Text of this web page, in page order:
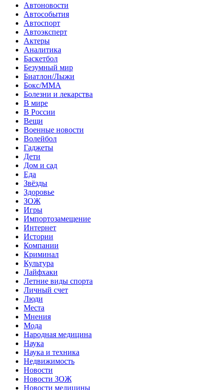
Автоновости
Автособытия
Автоспорт
Автоэксперт
Актеры
Аналитика
Баскетбол
Безумный мир
Биатлон/Лыжи
Бокс/MMA
Болезни и лекарства
В мире
В России
Вещи
Военные новости
Волейбол
Гаджеты
Дети
Дом и сад
Еда
Звёзды
Здоровье
ЗОЖ
Игры
Импортозамещение
Интернет
Истории
Компании
Криминал
Культура
Лайфхаки
Летние виды спорта
Личный счет
Люди
Места
Мнения
Мода
Народная медицина
Наука
Наука и техника
Недвижимость
Новости
Новости ЗОЖ
Новости медицины